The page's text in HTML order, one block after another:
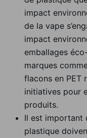
impact
de la vape
impact
emballages
marques
flacons en PET
initiatives pour
produits.
Il est important
plastique